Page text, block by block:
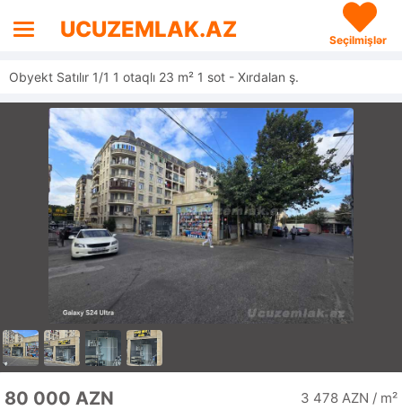
UCUZEMLAK.AZ Seçilmişlər
Obyekt Satılır 1/1 1 otaqlı 23 m² 1 sot - Xırdalan ş.
80 000 AZN 3 478 AZN / m²